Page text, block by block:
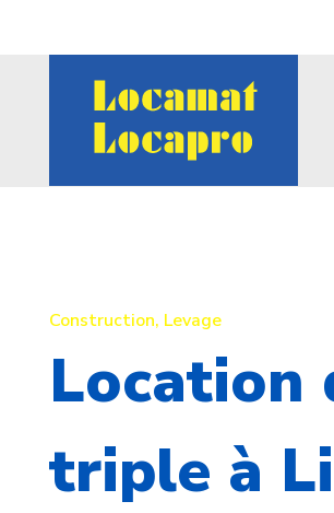
Construction, Levage
Location
triple à